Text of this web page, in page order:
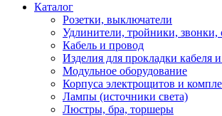
Каталог
Розетки, выключатели
Удлинители, тройники, звонки,
Кабель и провод
Изделия для прокладки кабеля
Модульное оборудование
Корпуса электрощитов и
Лампы (источники света)
Люстры, бра, торшеры